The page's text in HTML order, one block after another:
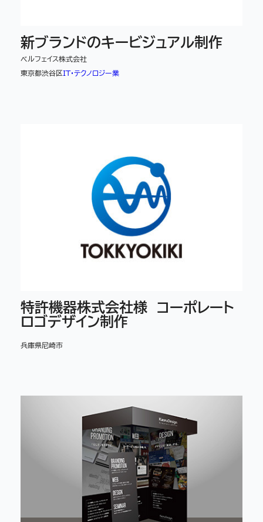
新ブランドのキービジュアル制作
ベルフェイス株式会社
東京都渋谷区IT・テクノロジー業
特許機器株式会社様 コーポレート
ロゴデザイン制作
兵庫県尼崎市